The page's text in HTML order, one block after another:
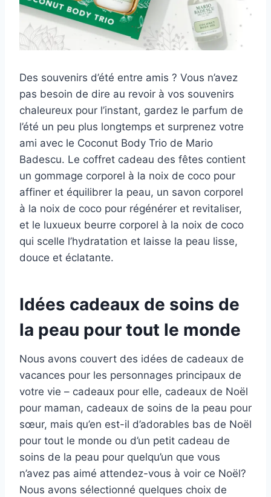
Des souvenirs d’été entre amis ? Vous n’avez
pas besoin de dire au revoir à vos souvenirs
chaleureux pour l’instant, gardez le parfum de
l’été un peu plus longtemps et surprenez votre
ami avec le Coconut Body Trio de Mario
Badescu. Le coffret cadeau des fêtes contient
un gommage corporel à la noix de coco pour
affiner et équilibrer la peau, un savon corporel
à la noix de coco pour régénérer et revitaliser,
et le luxueux beurre corporel à la noix de coco
qui scelle l’hydratation et laisse la peau lisse,
douce et éclatante.
Idées cadeaux de soins de
la peau pour tout le monde
Nous avons couvert des idées de cadeaux de
vacances pour les personnages principaux de
votre vie – cadeaux pour elle, cadeaux de Noël
pour maman, cadeaux de soins de la peau pour
sœur, mais qu’en est-il d’adorables bas de Noël
pour tout le monde ou d’un petit cadeau de
soins de la peau pour quelqu’un que vous
n’avez pas aimé attendez-vous à voir ce Noël?
Nous avons sélectionné quelques choix de